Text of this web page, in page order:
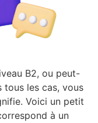
B2, ou peut-
tous les cas, vous
Voici un petit
à un